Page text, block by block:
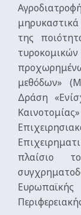
της
μεθόδων»
Δράση
πλαίσιο